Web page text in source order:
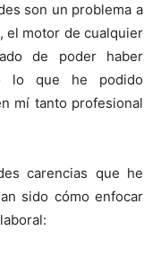
son un problema a
el motor de cualquier
de poder haber
lo que he podido
mí tanto profesional
carencias que he
sido cómo enfocar